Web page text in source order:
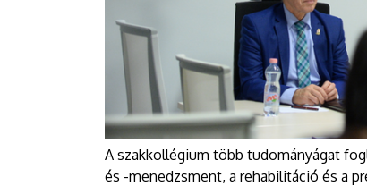
A szakkollégium több tudományágat
és -menedzsment, a rehabilitáció és a